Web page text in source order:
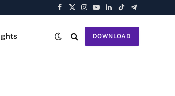
Facebook
X
Instagram
YouTube
LinkedIn
TikTokTelegram
DOWNLOAD